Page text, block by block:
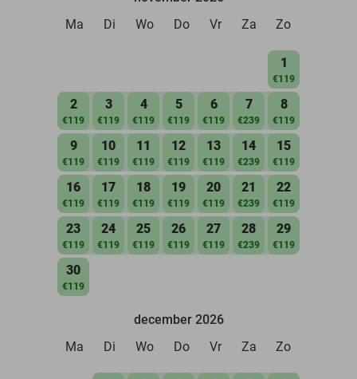
Ma
Di Wo Do Vr Za Zo
1
€119
2
€119
3
€119
4
€119
5
€119
6
€119
7
€239
8
€119
9
€119
10
€119
11
€119
12
€119
13
€119
14
€239
15
€119
16
€119
17
€119
18
€119
19
€119
20
€119
21
€239
22
€119
23
€119
24
€119
25
€119
26
€119
27
€119
28
€239
29
€119
30
€119
december 2026
Ma
Di Wo Do Vr Za Zo